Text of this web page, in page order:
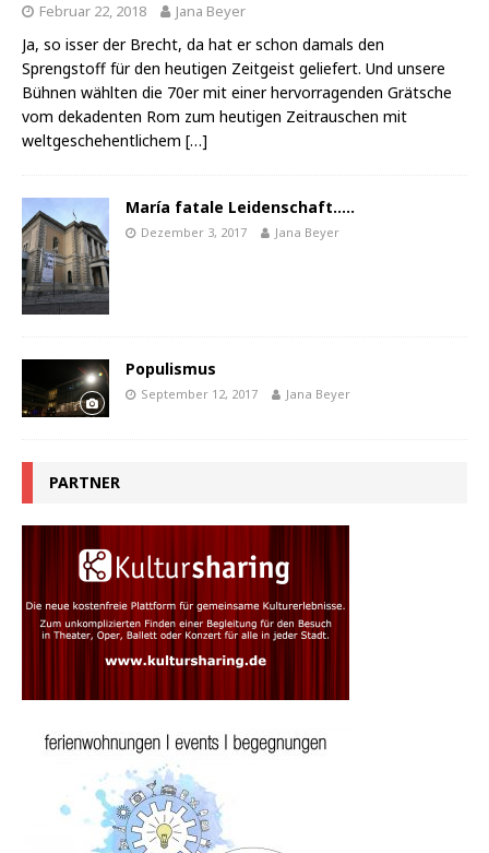
Februar 22, 2018 Jana Beyer
Ja, so isser der Brecht, da hat er schon damals den
Sprengstoff für den heutigen Zeitgeist geliefert. Und unsere
Bühnen wählten die 70er mit einer hervorragenden Grätsche
vom dekadenten Rom zum heutigen Zeitrauschen mit
weltgeschehentlichem […]
María fatale Leidenschaft…..
Dezember 3, 2017 Jana Beyer
Populismus
September 12, 2017 Jana Beyer
PARTNER